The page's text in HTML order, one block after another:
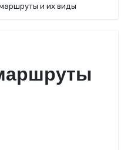
и их виды